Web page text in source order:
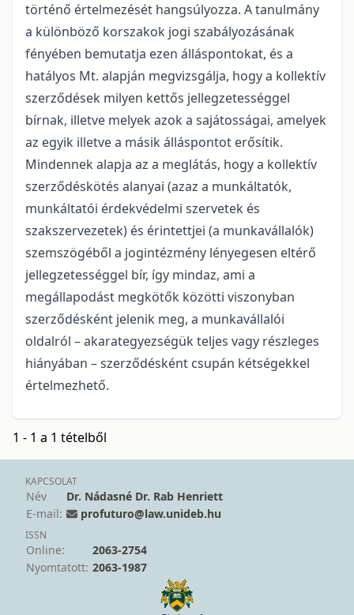
történő értelmezését hangsúlyozza. A tanulmány
a különböző korszakok jogi szabályozásának
fényében bemutatja ezen álláspontokat, és a
hatályos Mt. alapján megvizsgálja, hogy a kollektív
szerződések milyen kettős jellegzetességgel
bírnak, illetve melyek azok a sajátosságai, amelyek
az egyik illetve a másik álláspontot erősítik.
Mindennek alapja az a meglátás, hogy a kollektív
szerződéskötés alanyai (azaz a munkáltatók,
munkáltatói érdekvédelmi szervetek és
szakszervezetek) és érintettjei (a munkavállalók)
szemszögéből a jogintézmény lényegesen eltérő
jellegzetességgel bír, így mindaz, ami a
megállapodást megkötők közötti viszonyban
szerződésként jelenik meg, a munkavállalói
oldalról – akarategyezségük teljes vagy részleges
hiányában – szerződésként csupán kétségekkel
értelmezhető.
1 - 1 a 1 tételből
KAPCSOLAT
Név
Dr. Nádasné Dr. Rab Henriett
E-mail:
profuturo@law.unideb.hu
ISSN
Online:
2063-2754
Nyomtatott: 2063-1987